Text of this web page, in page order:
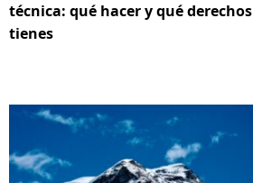
técnica: qué hacer y qué derechos
tienes